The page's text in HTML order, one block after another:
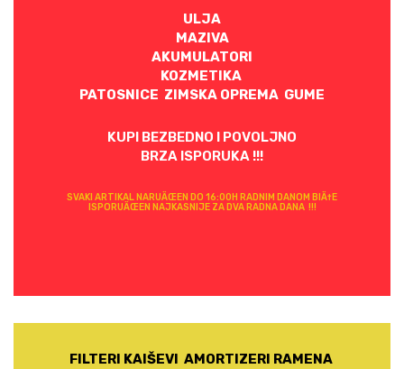
ULJA
MAZIVA
AKUMULATORI
KOZMETIKA
PATOSNICE ZIMSKA OPREMA GUME
KUPI BEZBEDNO I POVOLJNO
BRZA ISPORUKA !!!
SVAKI ARTIKAL NARUÄŒEN DO 16:00H RADNIM DANOM BIÄ†E
ISPORUÄŒEN NAJKASNIJE ZA DVA RADNA DANA !!!
FILTERI KAIŠEVI AMORTIZERI RAMENA